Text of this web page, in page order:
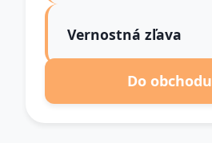
Vernostná zľava
Do obchodu